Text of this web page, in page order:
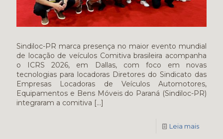
Sindiloc-PR marca presença no maior evento mundial
de locação de veículos Comitiva brasileira acompanha
o ICRS 2026, em Dallas, com foco em novas
tecnologias para locadoras Diretores do Sindicato das
Empresas Locadoras de Veículos Automotores,
Equipamentos e Bens Móveis do Paraná (Sindiloc-PR)
integraram a comitiva […]
Leia mais